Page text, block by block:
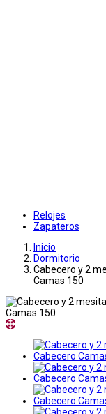
Relojes
Zapateros
Inicio
Dormitorio
Cabecero y 2
Camas 150